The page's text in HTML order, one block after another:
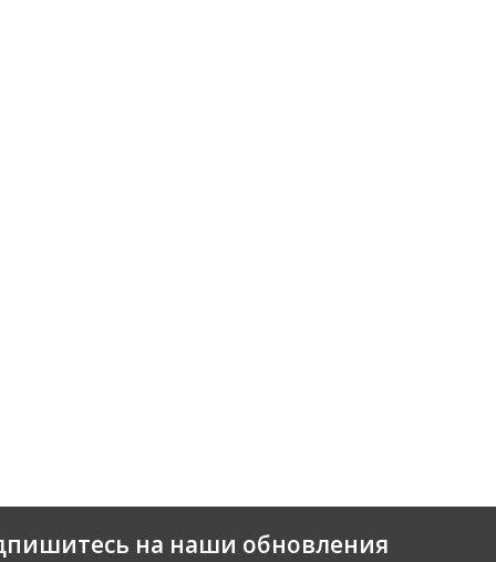
на наши обновления